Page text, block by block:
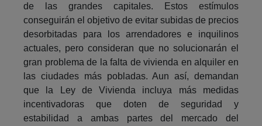
de las grandes capitales. Estos estímulos
conseguirán el objetivo de evitar subidas de precios
desorbitadas para los arrendadores e inquilinos
actuales, pero consideran que no solucionarán el
gran problema de la falta de vivienda en alquiler en
las ciudades más pobladas. Aun así, demandan
que la Ley de Vivienda incluya más medidas
incentivadoras que doten de seguridad y
estabilidad a ambas partes del mercado del